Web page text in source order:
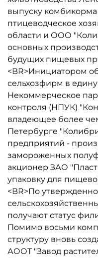
выпуску
птицеводческое
области и ООО
основных
будущих пищевых
<BR>Инициатором
сельхозфирм в
Некоммерческое
контроля (НПУК)
владеющее более
Петербурге
предприятий -
замороженных
акционер ЗАО
упаковку для
<BR>По
получают статус
Помимо восьми
структуру вновь
АООТ "Завод